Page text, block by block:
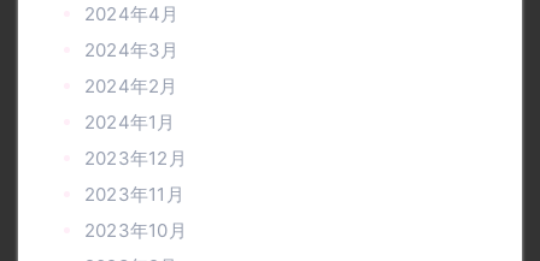
2024年4月
2024年3月
2024年2月
2024年1月
2023年12月
2023年11月
2023年10月